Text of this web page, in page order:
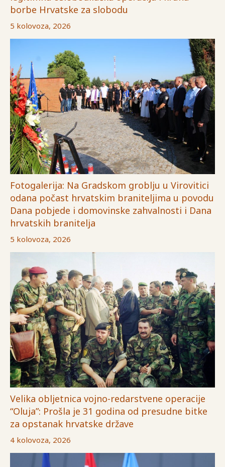
borbe Hrvatske za slobodu
5 kolovoza, 2026
Fotogalerija: Na Gradskom groblju u Virovitici
odana počast hrvatskim braniteljima u povodu
Dana pobjede i domovinske zahvalnosti i Dana
hrvatskih branitelja
5 kolovoza, 2026
Velika obljetnica vojno-redarstvene operacije
“Oluja”: Prošla je 31 godina od presudne bitke
za opstanak hrvatske države
4 kolovoza, 2026